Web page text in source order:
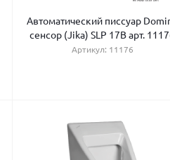
Автоматический писсуар
сенсор (Jika) SLP 17B арт.
Артикул: 11176